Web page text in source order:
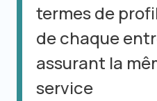
termes de
de chaque
assurant la
service